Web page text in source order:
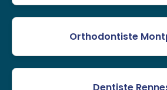
Orthodontiste